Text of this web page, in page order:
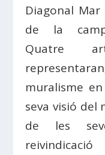
Diagonal
de la
Quatre
muralisme en
seva visió del
de les